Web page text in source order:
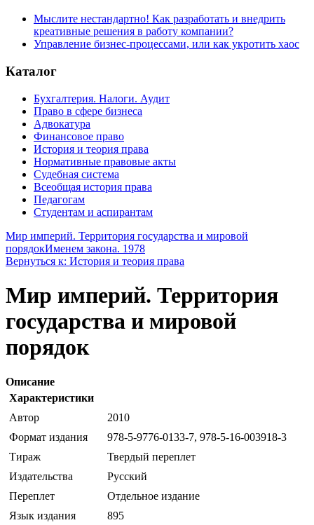
Мыслите нестандартно! Как разработать и внедрить
креативные решения в работу компании?
Управление бизнес-процессами, или как укротить хаос
Каталог
Бухгалтерия. Налоги. Аудит
Право в сфере бизнеса
Адвокатура
Финансовое право
История и теория права
Нормативные правовые акты
Судебная система
Всеобщая история права
Педагогам
Студентам и аспирантам
Мир империй. Территория государства и мировой
порядокИменем закона. 1978
Вернуться к: История и теория права
Мир империй. Территория
государства и мировой
порядок
Описание
Характеристики
Автор
2010
Формат издания
978-5-9776-0133-7, 978-5-16-003918-3
Тираж
Твердый переплет
Издательства
Русский
Переплет
Отдельное издание
Язык издания
895